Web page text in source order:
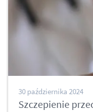
30 października 2024
Szczepienie